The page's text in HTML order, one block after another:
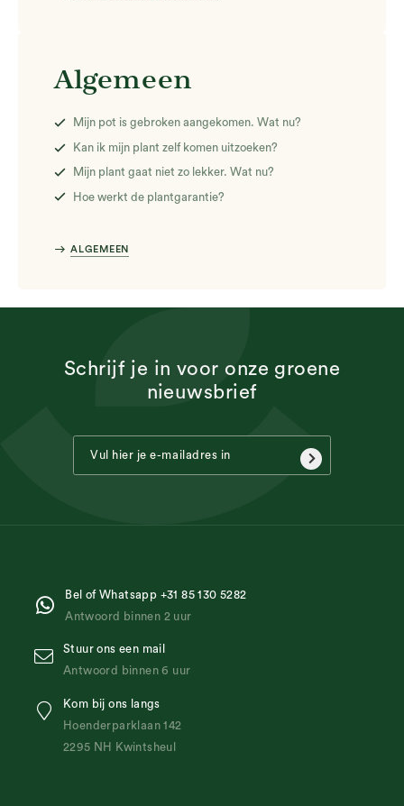
Algemeen
Mijn pot is gebroken aangekomen. Wat nu?
Kan ik mijn plant zelf komen uitzoeken?
Mijn plant gaat niet zo lekker. Wat nu?
Hoe werkt de plantgarantie?
east ALGEMEEN
Schrijf je in voor onze groene
nieuwsbrief
Bel of Whatsapp +31 85 130 5282
Antwoord binnen 2 uur
Stuur ons een mail
Antwoord binnen 6 uur
Kom bij ons langs
Hoenderparklaan 142
2295 NH Kwintsheul